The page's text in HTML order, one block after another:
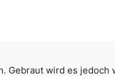
Gebraut wird es jedoch